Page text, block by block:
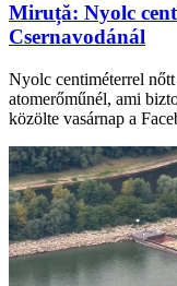
Miruță: Nyolc
Csernavodánál
Nyolc centiméterrel
atomerőműnél, ami
közölte vasárnap a